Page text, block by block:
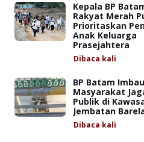
Kepala BP
Rakyat Merah
Prioritaskan
Anak Keluarga
Prasejahtera
Dibaca kali
BP Batam Imbau
Masyarakat
Publik di
Jembatan
Dibaca kali